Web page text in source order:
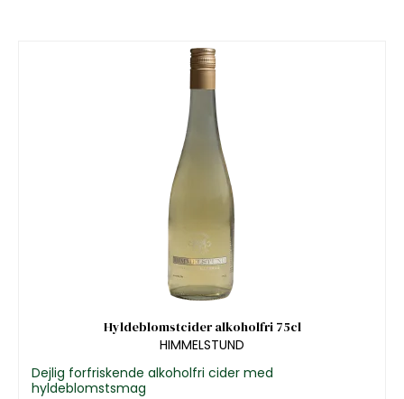
Hyldeblomstcider alkoholfri 75cl
HIMMELSTUND
Dejlig forfriskende alkoholfri cider med
hyldeblomstsmag